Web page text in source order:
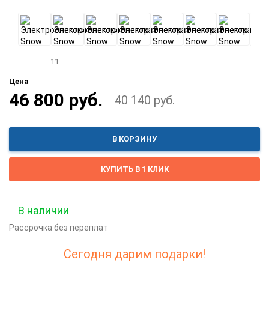
11
Цена
46 800 руб. 40 140 руб.
В КОРЗИНУ
КУПИТЬ В 1 КЛИК
В наличии
Рассрочка без переплат
Сегодня дарим подарки!